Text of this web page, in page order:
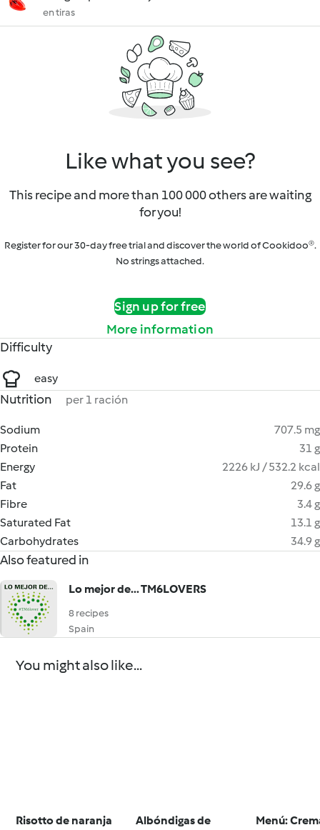
en tiras
Like what you see?
This recipe and more than 100 000 others are waiting
for you!
Register for our 30-day free trial and discover the world of Cookidoo®.
No strings attached.
Sign up for free
More information
Difficulty
easy
Nutrition per 1 ración
Sodium
707.5 mg
Protein
31 g
Energy
2226 kJ / 532.2 kcal
Fat
29.6 g
Fibre
3.4 g
Saturated Fat
13.1 g
Carbohydrates
34.9 g
Also featured in
Lo mejor de... TM6LOVERS
8 recipes
Spain
You might also like...
Risotto de naranja
Albóndigas de
Menú: